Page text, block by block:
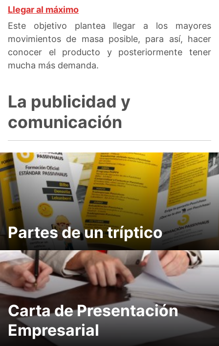
Llegar al máximo
Este objetivo plantea llegar a los mayores
movimientos de masa posible, para así, hacer
conocer el producto y posteriormente tener
mucha más demanda.
La publicidad y
comunicación
Partes de un tríptico
Carta de Presentación
Empresarial